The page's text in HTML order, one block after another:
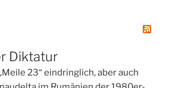
Diktatur
23“ eindringlich, aber auch